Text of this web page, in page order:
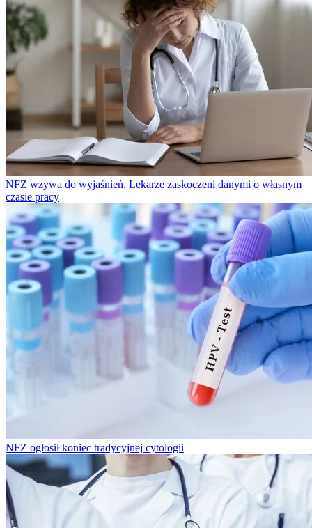
NFZ wzywa do wyjaśnień. Lekarze zaskoczeni danymi o własnym
czasie pracy
NFZ ogłosił koniec tradycyjnej cytologii